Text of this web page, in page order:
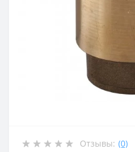
Отзывы: (0)